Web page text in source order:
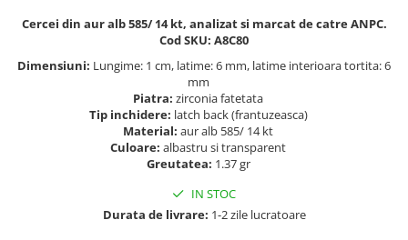
Cercei din aur alb 585/ 14 kt, analizat si marcat de catre ANPC.
Cod SKU: A8C80
Dimensiuni: Lungime: 1 cm, latime: 6 mm, latime interioara tortita: 6
mm
Piatra: zirconia fatetata
Tip inchidere: latch back (frantuzeasca)
Material: aur alb 585/ 14 kt
Culoare: albastru si transparent
Greutatea: 1.37 gr
IN STOC
Durata de livrare: 1-2 zile lucratoare